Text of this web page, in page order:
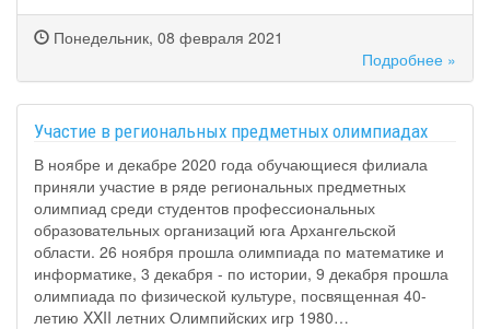
Понедельник, 08 февраля 2021
Подробнее »
Участие в региональных предметных олимпиадах
В ноябре и декабре 2020 года обучающиеся филиала
приняли участие в ряде региональных предметных
олимпиад среди студентов профессиональных
образовательных организаций юга Архангельской
области. 26 ноября прошла олимпиада по математике и
информатике, 3 декабря - по истории, 9 декабря прошла
олимпиада по физической культуре, посвященная 40-
летию XXII летних Олимпийских игр 1980…